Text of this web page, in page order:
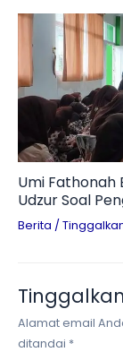
Umi Fathonah
Udzur Soal
Otomotif
Berita /
Alamat email
ditandai *